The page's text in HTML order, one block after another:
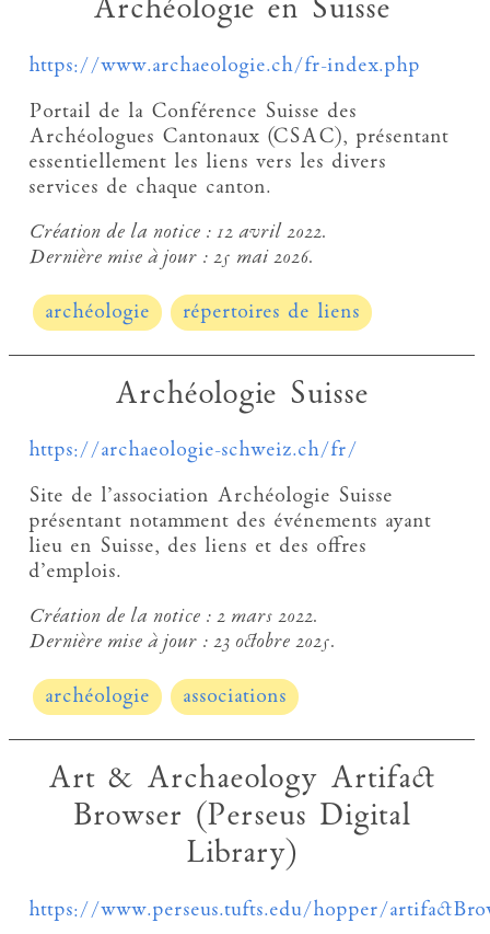
Archéologie en Suisse
https://www.archaeologie.ch/fr-index.php
Portail de la Conférence Suisse des
Archéologues Cantonaux (CSAC), présentant
essentiellement les liens vers les divers
services de chaque canton.
Création de la notice :12 avril 2022.
Dernière mise à jour :25 mai 2026.
archéologie répertoires de liens
Archéologie Suisse
https://archaeologie-schweiz.ch/fr/
Site de l’association Archéologie Suisse
présentant notamment des événements ayant
lieu en Suisse, des liens et des offres
d’emplois.
Création de la notice :2 mars 2022.
Dernière mise à jour :23 octobre 2025.
archéologie associations
Art & Archaeology Artifact
Browser (Perseus Digital
Library)
https://www.perseus.tufts.edu/hopper/